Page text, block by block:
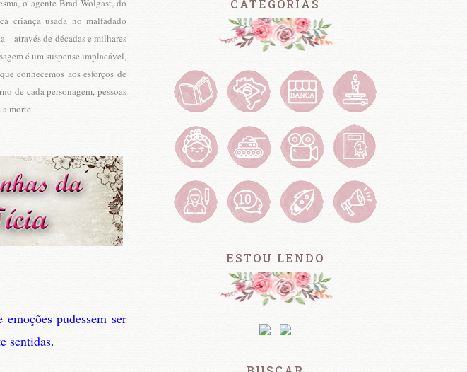
o agente Brad Wolgast, do
criança usada no malfadado
através de décadas e milhares
é um suspense implacável,
conhecemos aos esforços de
de cada personagem, pessoas
morte.
pudessem ser
sentidas.
CATEGORIAS
ESTOU LENDO